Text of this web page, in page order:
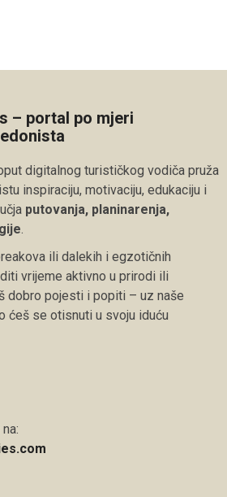
– portal po mjeri
digitalnog turističkog vodiča pruža
inspiraciju, motivaciju, edukaciju i
putovanja, planinarenja,
ili dalekih i egzotičnih
vrijeme aktivno u prirodi ili
dobro pojesti i popiti – uz naše
ćeš se otisnuti u svoju iduću